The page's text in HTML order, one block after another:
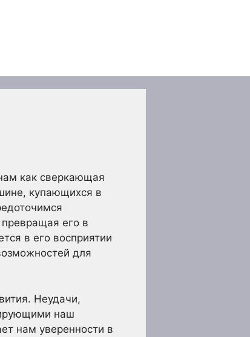
как сверкающая
купающихся в
превращая его в
в его восприятии
для
Неудачи,
наш
нам уверенности в